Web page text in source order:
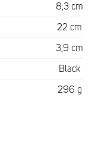
8,3 cm
22 cm
3,9 cm
Black
296 g